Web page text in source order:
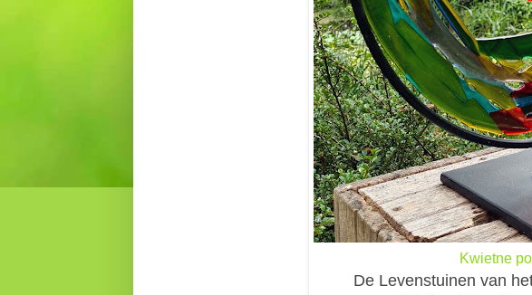
Kwietne
De Levenstuinen van